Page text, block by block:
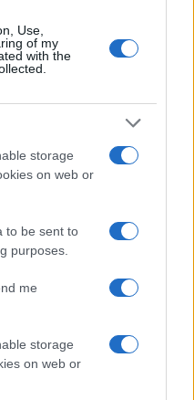
Use,
of my
with the
storage
on web or
to be sent to
purposes.
me
storage
on web or
fiamme a La
Monti d’à rena